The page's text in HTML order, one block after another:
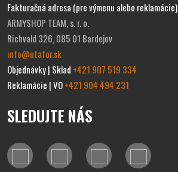
Fakturačná adresa (pre výmenu alebo reklamácie)
ARMYSHOP TEAM, s. r. o.
Richvald 326, 085 01 Bardejov
info@utafor.sk
Objednávky | Sklad +421 907 519 334
Reklamácie | VO+421 904 494 231
SLEDUJTE NÁS